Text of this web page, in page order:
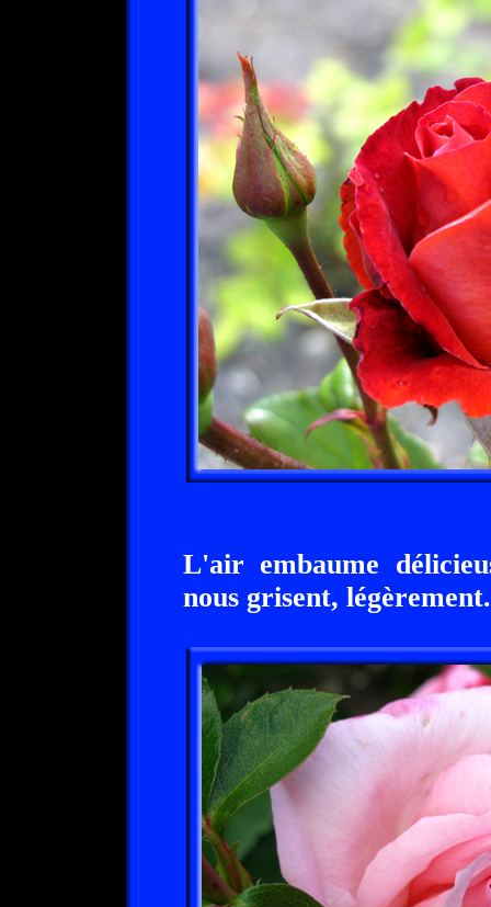
L'air embaume
nous grisent, légèrement.